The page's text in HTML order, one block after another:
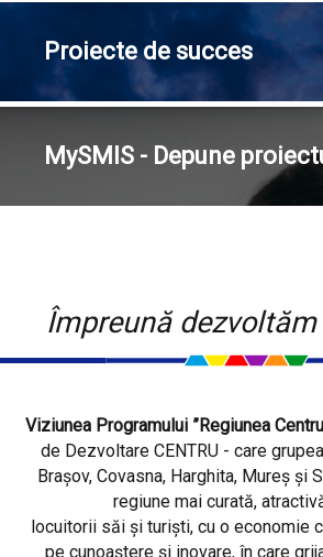
Proiectede succes
MySMIS - Depune
Împreună
Viziunea Programului ”Regiunea
de Dezvoltare CENTRU - care
Brașov, Covasna, Harghita, Mureș și
regiune mai curată,
locuitorii săi și turiști, cu o economie
pe cunoaștere și inovare, în care